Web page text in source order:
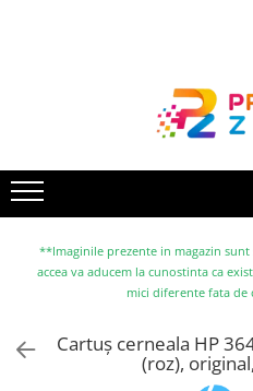
Imprimante cu jet
Multifunctionale laser
Multifunctionale cu jet
Imprimante etichete
Scanere
**Imaginile prezente in magazin
accea va aducem la cunostinta ca
mici diferente fata de
Cartuș cerneala HP
(roz),